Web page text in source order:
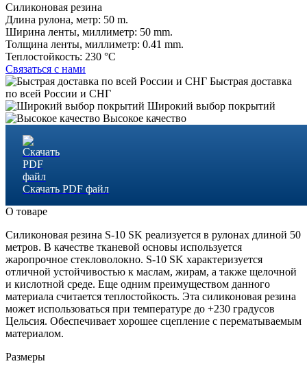
Силиконовая резина
Длина рулона, метр: 50 m.
Ширина ленты, миллиметр: 50 mm.
Толщина ленты, миллиметр: 0.41 mm.
Теплостойкость: 230 °C
Связаться с нами
Быстрая доставка
по всей России и СНГ
Широкий выбор покрытий
Высокое качество
Скачать PDF файл
О товаре
Силиконовая резина S-10 SK реализуется в рулонах длиной 50
метров. В качестве тканевой основы используется
жаропрочное стекловолокно. S-10 SK характеризуется
отличной устойчивостью к маслам, жирам, а также щелочной
и кислотной среде. Еще одним преимуществом данного
материала считается теплостойкость. Эта силиконовая резина
может использоваться при температуре до +230 градусов
Цельсия. Обеспечивает хорошее сцепление с перематываемым
материалом.
Размеры